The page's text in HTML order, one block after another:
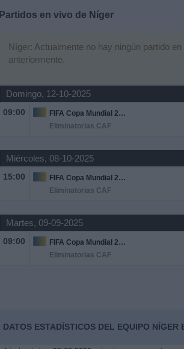
Partidos en vivo de Níger
Níger: Actualmente no hay ningún partido
anteriormente.
Domingo, 12-10-2025
09:00
FIFA Copa Mundial 2026
Eliminatorias CAF
Miércoles, 08-10-2025
15:00
FIFA Copa Mundial 2026
Eliminatorias CAF
Martes, 09-09-2025
09:00
FIFA Copa Mundial 2026
Eliminatorias CAF
DATOS ESTADÍSTICOS DEL EQUIPO NÍGER